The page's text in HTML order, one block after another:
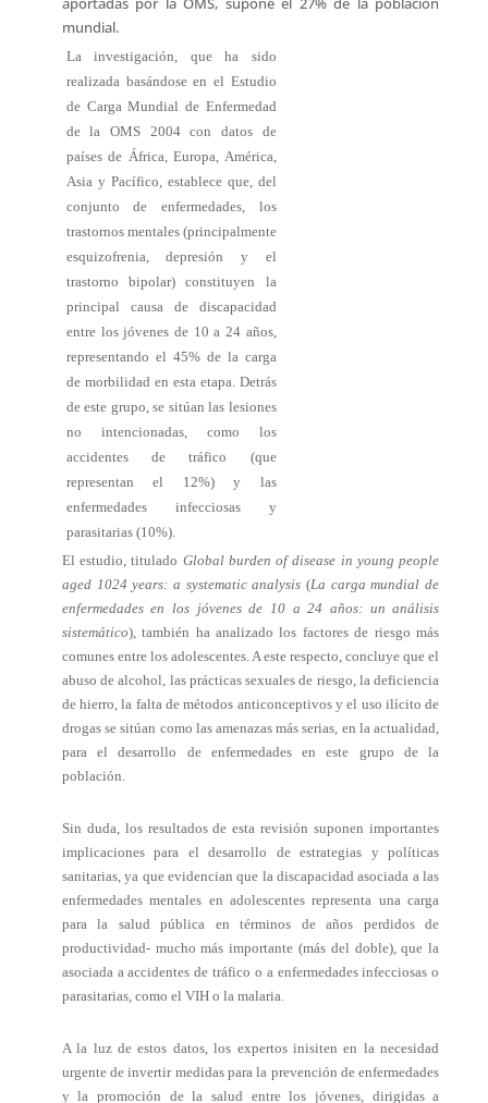
mundial.
La investigación, que ha sido
realizada basándose en el Estudio
de Carga Mundial de Enfermedad
de la OMS 2004 con datos de
países de África, Europa, América,
Asia y Pacífico, establece que, del
conjunto de enfermedades, los
trastornos mentales (principalmente
esquizofrenia, depresión y el
trastorno bipolar) constituyen la
principal causa de discapacidad
entre los jóvenes de 10 a 24 años,
representando el 45% de la carga
de morbilidad en esta etapa. Detrás
de este grupo, se sitúan las lesiones
no intencionadas, como los
accidentes de tráfico (que
representan el 12%) y las
enfermedades infecciosas y
parasitarias (10%).
El estudio, titulado Global burden of disease in young people
aged 1024 years: a systematic analysis(La carga mundial de
enfermedades en los jóvenes de 10 a 24 años: un análisis
sistemático), también ha analizado los factores de riesgo más
comunes entre los adolescentes. A este respecto, concluye que el
abuso de alcohol, las prácticas sexuales de riesgo, la deficiencia
de hierro, la falta de métodos anticonceptivos y el uso ilícito de
drogas se sitúan como las amenazas más serias, en la actualidad,
para el desarrollo de enfermedades en este grupo de la
población.
Sin duda, los resultados de esta revisión suponen importantes
implicaciones para el desarrollo de estrategias y políticas
sanitarias, ya que evidencian que la discapacidad asociada a las
enfermedades mentales en adolescentes representa una carga
para la salud pública en términos de años perdidos de
productividad- mucho más importante (más del doble), que la
asociada a accidentes de tráfico o a enfermedades infecciosas o
parasitarias, como el VIH o la malaria.
A la luz de estos datos, los expertos inisiten en la necesidad
urgente de invertir medidas para la prevención de enfermedades
y la promoción de la salud entre los jóvenes, dirigidas a